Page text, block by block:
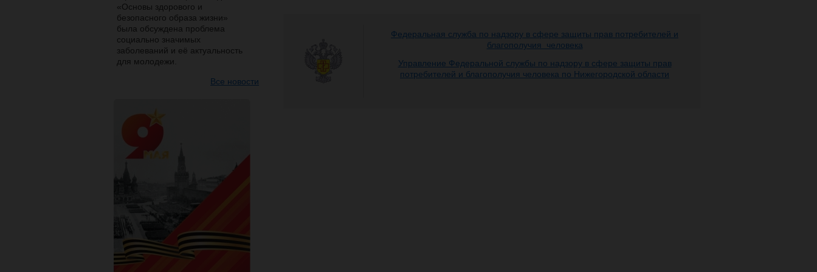
«Основы здорового и
безопасного образа жизни»
была обсуждена проблема
социально значимых
заболеваний и её актуальность
для молодежи.
Все новости
Федеральная служба по надзору в сфере защиты прав потребителей и
благополучия человека
Управление Федеральной службы по надзору в сфере защиты прав
потребителей и благополучия человека по Нижегородской области